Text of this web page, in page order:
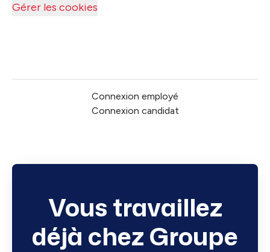
Gérer les cookies
Connexion employé
Connexion candidat
Vous travaillez
déjà chez Groupe